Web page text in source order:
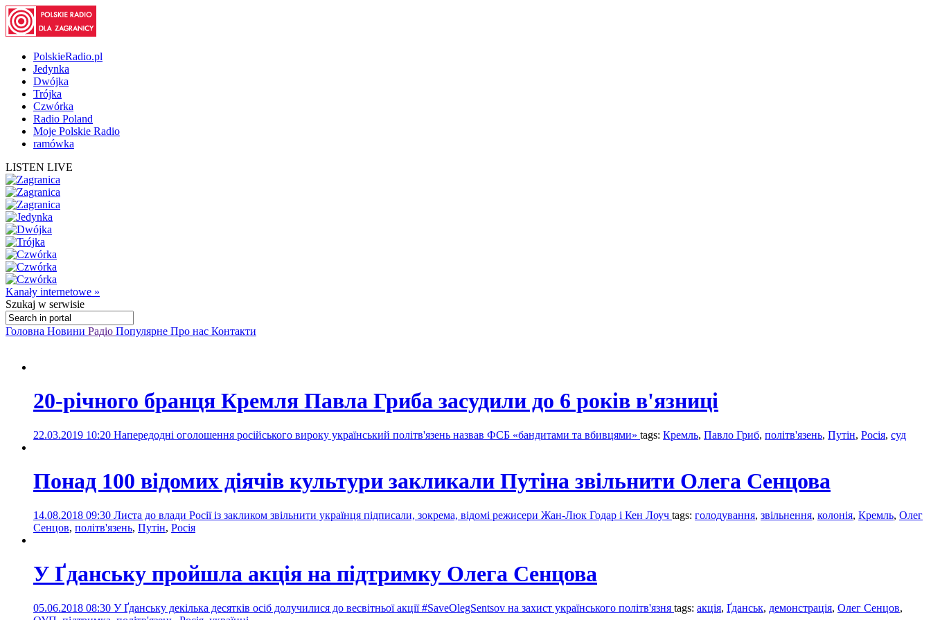
PolskieRadio.pl
Jedynka
Dwójka
Trójka
Czwórka
Radio Poland
Moje Polskie Radio
ramówka
LISTEN LIVE
Kanały internetowe »
Szukaj w serwisie
Головна Новини Радіо Популярне Про нас Контакти
20-річного бранця Кремля Павла Гриба засудили до 6 років в'язниці
22.03.2019 10:20 Напередодні оголошення російського вироку український політв'язень назвав ФСБ «бандитами та вбивцями» tags: Кремль, Павло Гриб, політв'язень, Путін, Росія, суд
Понад 100 відомих діячів культури закликали Путіна звільнити Олега Сенцова
14.08.2018 09:30 Листа до влади Росії із закликом звільнити українця підписали, зокрема, відомі режисери Жан-Люк Годар і Кен Лоуч tags: голодування, звільнення, колонія, Кремль, Олег
Сенцов, політв'язень, Путін, Росія
У Ґданську пройшла акція на підтримку Олега Сенцова
05.06.2018 08:30 У Ґданську декілька десятків осіб долучилися до весвітньої акції #SaveOlegSentsov на захист українського політв'язня tags: акція, Ґданськ, демонстрація, Олег Сенцов,